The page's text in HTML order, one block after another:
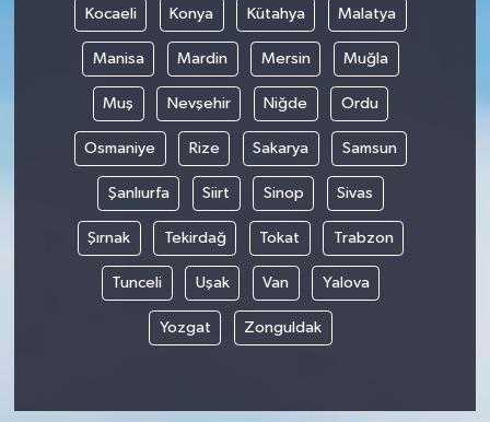
Kocaeli Konya Kütahya Malatya
Manisa Mardin Mersin Muğla
Muş Nevşehir Niğde Ordu
Osmaniye Rize Sakarya Samsun
Şanlıurfa Siirt Sinop Sivas
Şırnak Tekirdağ Tokat Trabzon
Tunceli Uşak Van Yalova
Yozgat Zonguldak